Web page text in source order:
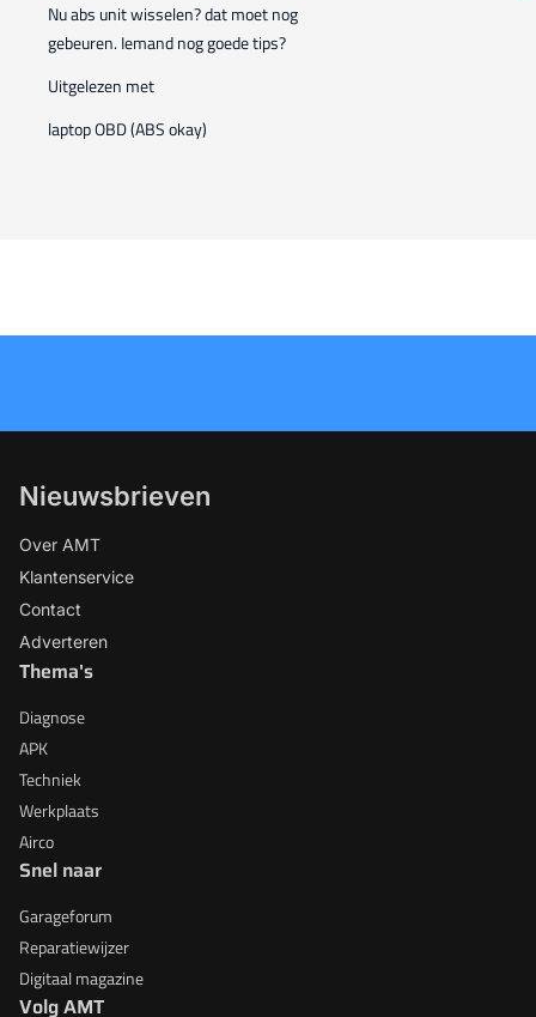
Nu abs unit wisselen? dat moet nog
gebeuren. Iemand nog goede tips?
Uitgelezen met
laptop OBD (ABS okay)
Nieuwsbrieven
Over AMT
Klantenservice
Contact
Adverteren
Thema's
Diagnose
APK
Techniek
Werkplaats
Airco
Snel naar
Garageforum
Reparatiewijzer
Digitaal magazine
Volg AMT